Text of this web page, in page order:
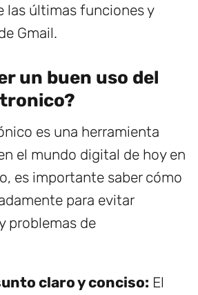
las últimas funciones y
Gmail.
un buen uso del
es una herramienta
el mundo digital de hoy en
es importante saber cómo
para evitar
problemas de
claro y conciso: El